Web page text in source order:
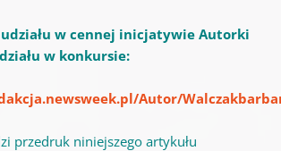
w cennej inicjatywie Autorki
w konkursie:
Autor/
przedruk niniejszego artykułu